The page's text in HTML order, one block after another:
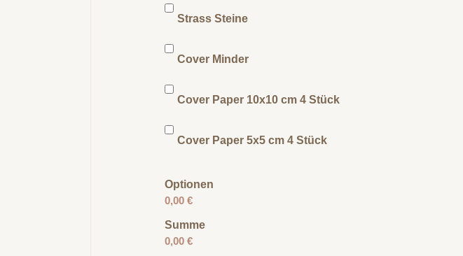
Strass Steine
Cover Minder
Cover Paper 10x10 cm 4 Stück
Cover Paper 5x5 cm 4 Stück
Optionen
0,00 €
Summe
0,00 €